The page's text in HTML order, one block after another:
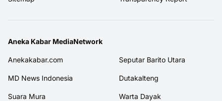
Aneka Kabar MediaNetwork
Anekakabar.com Seputar Barito Utara
MD News Indonesia Dutakalteng
Suara Mura Warta Dayak